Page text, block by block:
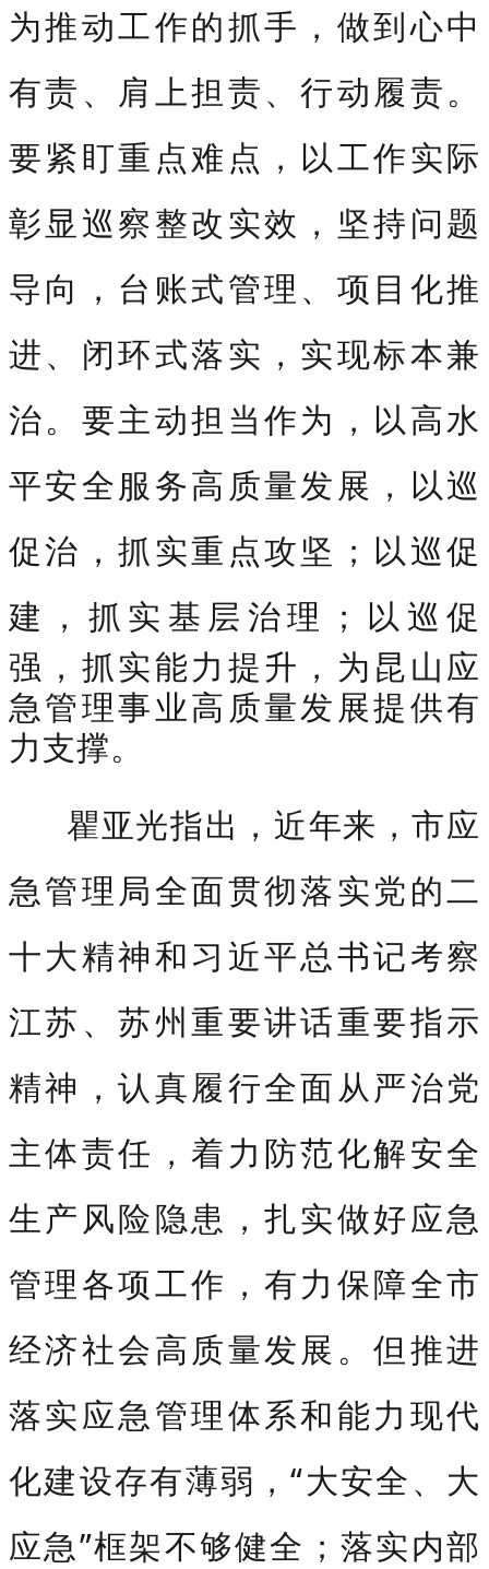
为推动工作的抓手，做到心中
有责、肩上担责、行动履责。
要紧盯重点难点，以工作实际
彰显巡察整改实效，坚持问题
导向，台账式管理、项目化推
进、闭环式落实，实现标本兼
治。要主动担当作为，以高水
平安全服务高质量发展 ，以巡
促治，抓实重点攻坚；以巡促
建，抓实基层治理； 以巡促
强，抓实能力提升，为昆山应
急管理事业高质量发展提供有
力支撑。
瞿亚光指出，近年来，市应
急管理局全面贯彻落实党的二
十大精神和习近平总书记考察
江苏、苏州重要讲话重要指示
精神，认真履行全面从严治党
主体责任，着力防范化解安全
生产风险隐患，扎实做好应急
管理各项工作，有力保障全市
经济社会高质量发展。但推进
落实应急管理体系和能力现代
化建设存有薄弱，“大安全、大
应急”框架不够健全；落实内部